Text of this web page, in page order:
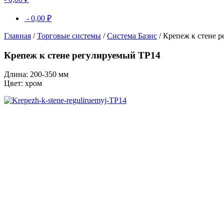
- 0,00 ₽
Главная /Торговые системы /Система Базис / Крепеж к стене
Крепеж к стене регулируемый TP14
Длина: 200-350 мм
Цвет: хром